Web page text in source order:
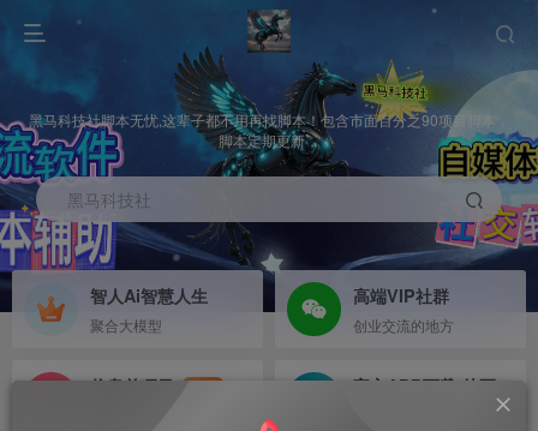
黑马科技社脚本无忧,这辈子都不用再找脚本！包含市面百分之90项目脚本，
脚本定期更新，
黑马科技社
智人Ai智慧人生
聚合大模型
高端VIP社群
创业交流的地方
信息差项目
NEW